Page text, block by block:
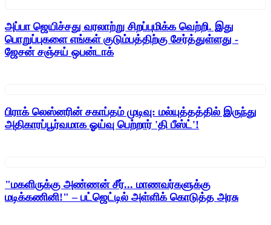
அப்பா ஜெயிச்சது வரலாற்று சிறப்புமிக்க வெற்றி. இது
பொறுப்புகளை எங்கள் குடும்பத்திற்கு சேர்த்துள்ளது -
ஜேசன் சஞ்சய் ஒபன்டாக்
பிராக் லெஸ்னரின் சகாப்தம் முடிவு: மல்யுத்தத்தில் இருந்து
அதிகாரப்பூர்வமாக ஓய்வு பெற்றார் 'தி பீஸ்ட்'!
"மகளிருக்கு அண்ணன் சீர்... மாணவர்களுக்கு
மடிக்கணினி!" – பட்ஜெட்டில் அள்ளிக் கொடுத்த அரசு